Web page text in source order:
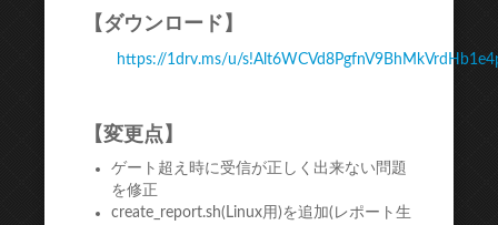
【ダウンロード】
https://1drv.ms/u/
【変更点】
ゲート超え時に受信が正しく出来ない問題
を修正
create_report.sh(Linux用)を追加(レポート生